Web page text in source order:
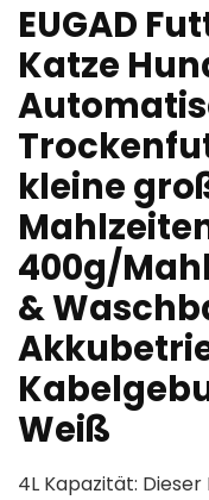
EUGAD
Katze
kleine
400g/
&
Weiß
4L Kapazität: